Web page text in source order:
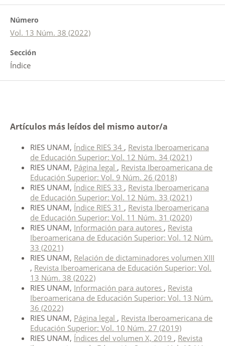
Número
Vol. 13 Núm. 38 (2022)
Sección
Índice
Artículos más leídos del mismo autor/a
RIES UNAM, Índice RIES 34 , Revista Iberoamericana
de Educación Superior: Vol. 12 Núm. 34 (2021)
RIES UNAM, Página legal , Revista Iberoamericana de
Educación Superior: Vol. 9 Núm. 26 (2018)
RIES UNAM, Índice RIES 33 , Revista Iberoamericana
de Educación Superior: Vol. 12 Núm. 33 (2021)
RIES UNAM, Índice RIES 31 , Revista Iberoamericana
de Educación Superior: Vol. 11 Núm. 31 (2020)
RIES UNAM, Información para autores , Revista
Iberoamericana de Educación Superior: Vol. 12 Núm.
33 (2021)
RIES UNAM, Relación de dictaminadores volumen XIII
, Revista Iberoamericana de Educación Superior: Vol.
13 Núm. 38 (2022)
RIES UNAM, Información para autores , Revista
Iberoamericana de Educación Superior: Vol. 13 Núm.
36 (2022)
RIES UNAM, Página legal , Revista Iberoamericana de
Educación Superior: Vol. 10 Núm. 27 (2019)
RIES UNAM, Índices del volumen X, 2019 , Revista